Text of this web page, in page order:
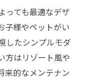
っても最適なデザ
子様やペットがい
したシンプルモダ
方はリゾート風や
来的なメンテナン